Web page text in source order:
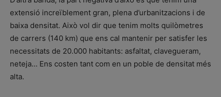
extensió increïblement gran, plena d’urbanitzacions i de
baixa densitat. Això vol dir que tenim molts quilòmetres
de carrers (140 km) que ens cal mantenir per satisfer les
necessitats de 20.000 habitants: asfaltat, clavegueram,
neteja… Ens costen tant com en un poble de densitat més
alta.